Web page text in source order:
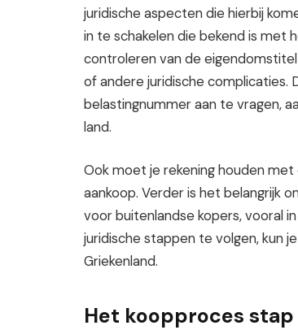
juridische aspecten die hierbij
in te schakelen die bekend is met
controleren van de
of andere juridische complicaties.
belastingnummer aan te vragen,
land.
Ook moet je rekening houden
aankoop. Verder is het belangrijk
voor buitenlandse kopers, vooral
juridische stappen te volgen, kun
Griekenland.
Het koopproces